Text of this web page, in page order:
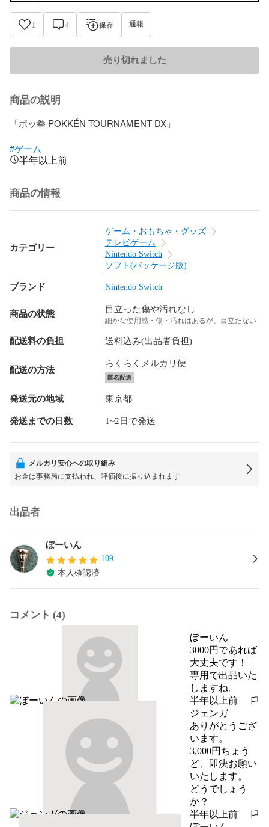
1 4 保存 通報
売り切れました
商品の説明
「ポッ拳 POKKÉN TOURNAMENT DX」
#ゲーム
半年以上前
商品の情報
カテゴリー
ゲーム・おもちゃ・グッズ
テレビゲーム
Nintendo Switch
ソフト(パッケージ版)
ブランド Nintendo Switch
商品の状態 目立った傷や汚れなし
細かな使用感・傷・汚れはあるが、目立たない
配送料の負担 送料込み(出品者負担)
配送の方法
らくらくメルカリ便
匿名配送
発送元の地域 東京都
発送までの日数 1~2日で発送
メルカリ安心への取り組み
お金は事務局に支払われ、評価後に振り込まれます
出品者
ぼーいん
109
本人確認済
コメント (4)
ぼーいん
3000円であれば
大丈夫です！
専用で出品いた
しますね。
半年以上前
報告する
ジェンガ
ありがとうござ
います。
3,000円ちょう
ど、即決お願い
いたします。
どうでしょう
か？
半年以上前
報告する